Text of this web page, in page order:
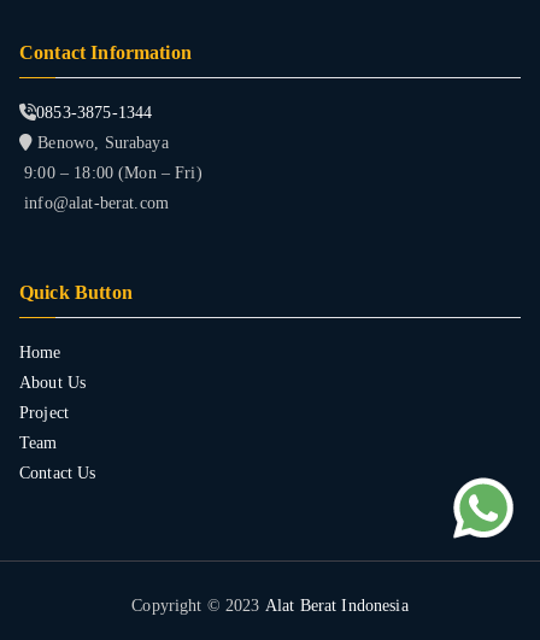
Contact Information
0853-3875-1344
Benowo, Surabaya
9:00 – 18:00 (Mon – Fri)
info@alat-berat.com
Quick Button
Home
About Us
Project
Team
Contact Us
Copyright © 2023 Alat Berat Indonesia